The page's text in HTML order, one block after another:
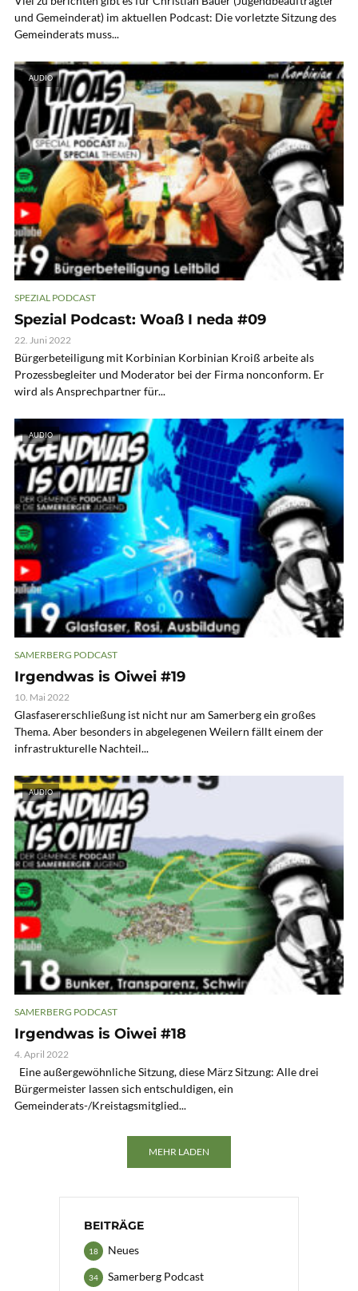
und Gemeinderat) im aktuellen Podcast: Die vorletzte Sitzung des
Gemeinderats muss...
AUDIO
SPEZIAL PODCAST
Spezial Podcast: Woaß I neda #09
22. Juni 2022
Bürgerbeteiligung mit Korbinian Korbinian Kroiß arbeite als
Prozessbegleiter und Moderator bei der Firma nonconform. Er
wird als Ansprechpartner für...
AUDIO
SAMERBERG PODCAST
Irgendwas is Oiwei #19
10. Mai 2022
Glasfasererschließung ist nicht nur am Samerberg ein großes
Thema. Aber besonders in abgelegenen Weilern fällt einem der
infrastrukturelle Nachteil...
AUDIO
SAMERBERG PODCAST
Irgendwas is Oiwei #18
4. April 2022
Eine außergewöhnliche Sitzung, diese März Sitzung: Alle drei
Bürgermeister lassen sich entschuldigen, ein
Gemeinderats-/Kreistagsmitglied...
MEHR LADEN
BEITRÄGE
Neues
18
Samerberg Podcast
34